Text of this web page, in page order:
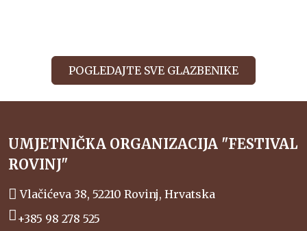
POGLEDAJTE SVE GLAZBENIKE
UMJETNIČKA ORGANIZACIJA "FESTIVAL
ROVINJ"
Vlačićeva 38, 52210 Rovinj, Hrvatska
+385 98 278 525